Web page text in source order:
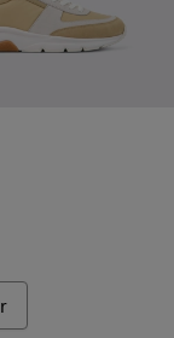
en cuir marron
- Chaussures en